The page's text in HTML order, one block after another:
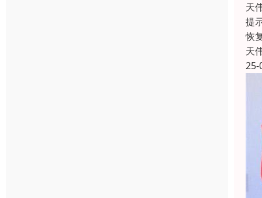
天
提
恢
天
25-